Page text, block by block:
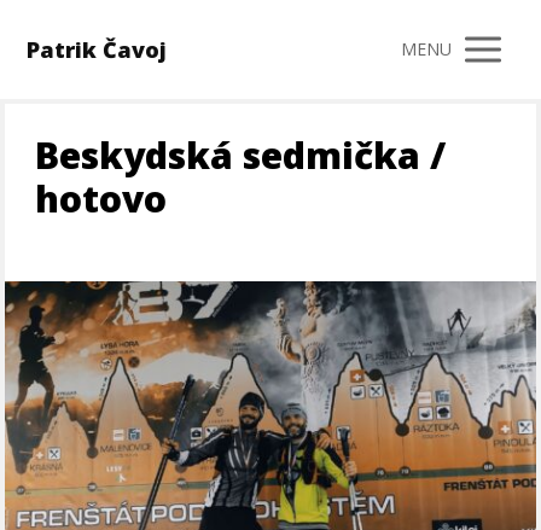
Patrik Čavoj MENU
Beskydská sedmička /
hotovo